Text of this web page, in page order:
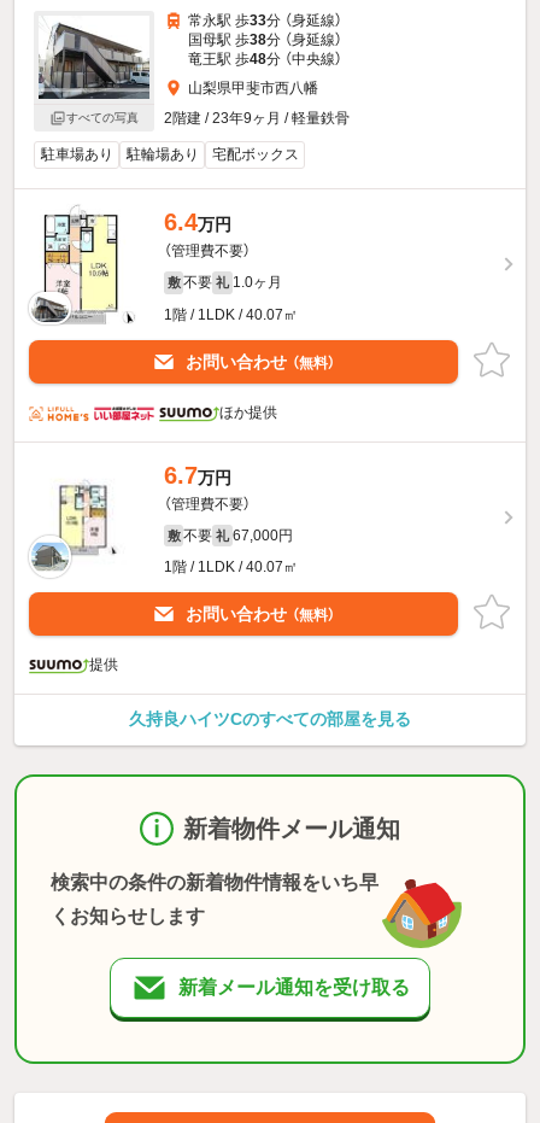
すべての写真
常永駅 歩33分 （身延線）
国母駅 歩38分 （身延線）
竜王駅 歩48分 （中央線）
山梨県甲斐市西八幡
2階建 / 23年9ヶ月 / 軽量鉄骨
駐車場あり 駐輪場あり 宅配ボックス
6.4万円
（管理費不要）
敷 不要 礼 1.0ヶ月
1階 / 1LDK / 40.07㎡
お問い合わせ （無料）
ほか提供
6.7万円
（管理費不要）
敷 不要 礼 67,000円
1階 / 1LDK / 40.07㎡
お問い合わせ （無料）
提供
久持良ハイツCのすべての部屋を見る
新着物件メール通知
検索中の条件の新着物件情報をいち早
くお知らせします
新着メール通知を受け取る